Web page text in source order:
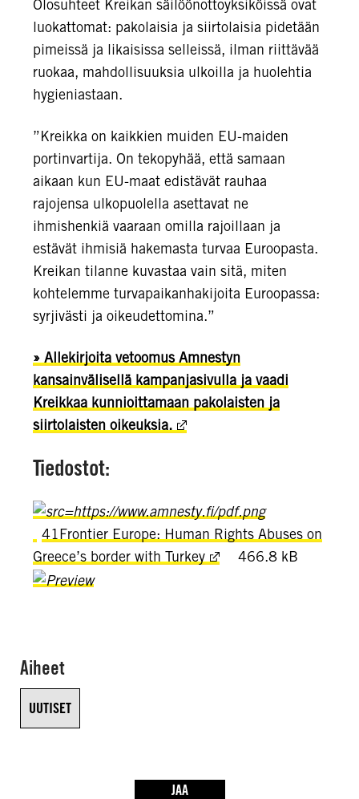
Olosuhteet Kreikan säilöönottoyksiköissä ovat
luokattomat: pakolaisia ja siirtolaisia pidetään
pimeissä ja likaisissa selleissä, ilman riittävää
ruokaa, mahdollisuuksia ulkoilla ja huolehtia
hygieniastaan.
”Kreikka on kaikkien muiden EU-maiden
portinvartija. On tekopyhää, että samaan
aikaan kun EU-maat edistävät rauhaa
rajojensa ulkopuolella asettavat ne
ihmishenkiä vaaraan omilla rajoillaan ja
estävät ihmisiä hakemasta turvaa Euroopasta.
Kreikan tilanne kuvastaa vain sitä, miten
kohtelemme turvapaikanhakijoita Euroopassa:
syrjivästi ja oikeudettomina.”
» Allekirjoita vetoomus Amnestyn
kansainvälisellä kampanjasivulla ja vaadi
Kreikkaa kunnioittamaan pakolaisten ja
siirtolaisten oikeuksia.
Tiedostot:
41Frontier Europe: Human Rights Abuses on
Greece’s border with Turkey
466.8 kB
Aiheet
UUTISET
JAA